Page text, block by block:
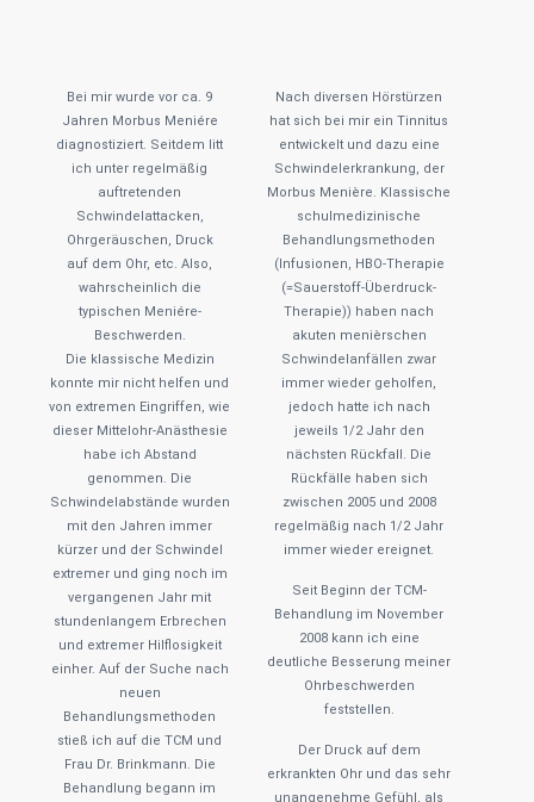
Bei mir wurde vor ca. 9
Jahren Morbus Meniére
diagnostiziert. Seitdem litt
ich unter regelmäßig
auftretenden
Schwindelattacken,
Ohrgeräuschen, Druck
auf dem Ohr, etc. Also,
wahrscheinlich die
typischen Meniére-
Beschwerden.
Die klassische Medizin
konnte mir nicht helfen und
von extremen Eingriffen, wie
dieser Mittelohr-Anästhesie
habe ich Abstand
genommen. Die
Schwindelabstände wurden
mit den Jahren immer
kürzer und der Schwindel
extremer und ging noch im
vergangenen Jahr mit
stundenlangem Erbrechen
und extremer Hilflosigkeit
einher. Auf der Suche nach
neuen
Behandlungsmethoden
stieß ich auf die TCM und
Frau Dr. Brinkmann. Die
Behandlung begann im
Nach diversen Hörstürzen
hat sich bei mir ein Tinnitus
entwickelt und dazu eine
Schwindelerkrankung, der
Morbus Menière. Klassische
schulmedizinische
Behandlungsmethoden
(Infusionen, HBO-Therapie
(=Sauerstoff-Überdruck-
Therapie)) haben nach
akuten menièrschen
Schwindelanfällen zwar
immer wieder geholfen,
jedoch hatte ich nach
jeweils 1/2 Jahr den
nächsten Rückfall. Die
Rückfälle haben sich
zwischen 2005 und 2008
regelmäßig nach 1/2 Jahr
immer wieder ereignet.
Seit Beginn der TCM-
Behandlung im November
2008 kann ich eine
deutliche Besserung meiner
Ohrbeschwerden
feststellen.
Der Druck auf dem
erkrankten Ohr und das sehr
unangenehme Gefühl, als